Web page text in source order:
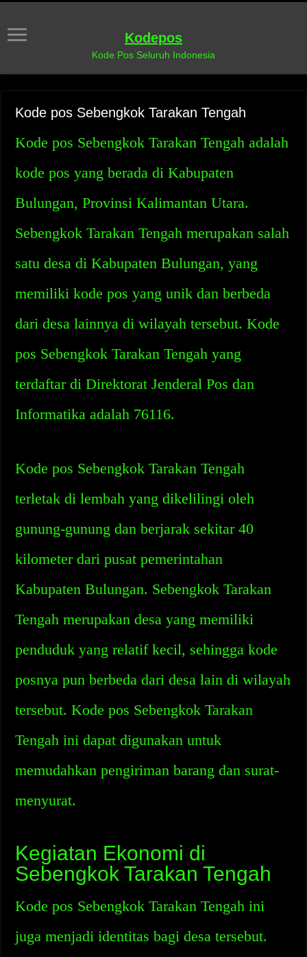
Kodepos
Kode Pos Seluruh Indonesia
Kode pos Sebengkok Tarakan Tengah
Kode pos Sebengkok Tarakan Tengah adalah
kode pos yang berada di Kabupaten
Bulungan, Provinsi Kalimantan Utara.
Sebengkok Tarakan Tengah merupakan salah
satu desa di Kabupaten Bulungan, yang
memiliki kode pos yang unik dan berbeda
dari desa lainnya di wilayah tersebut. Kode
pos Sebengkok Tarakan Tengah yang
terdaftar di Direktorat Jenderal Pos dan
Informatika adalah 76116.
Kode pos Sebengkok Tarakan Tengah
terletak di lembah yang dikelilingi oleh
gunung-gunung dan berjarak sekitar 40
kilometer dari pusat pemerintahan
Kabupaten Bulungan. Sebengkok Tarakan
Tengah merupakan desa yang memiliki
penduduk yang relatif kecil, sehingga kode
posnya pun berbeda dari desa lain di wilayah
tersebut. Kode pos Sebengkok Tarakan
Tengah ini dapat digunakan untuk
memudahkan pengiriman barang dan surat-
menyurat.
Kegiatan Ekonomi di
Sebengkok Tarakan Tengah
Kode pos Sebengkok Tarakan Tengah ini
juga menjadi identitas bagi desa tersebut.